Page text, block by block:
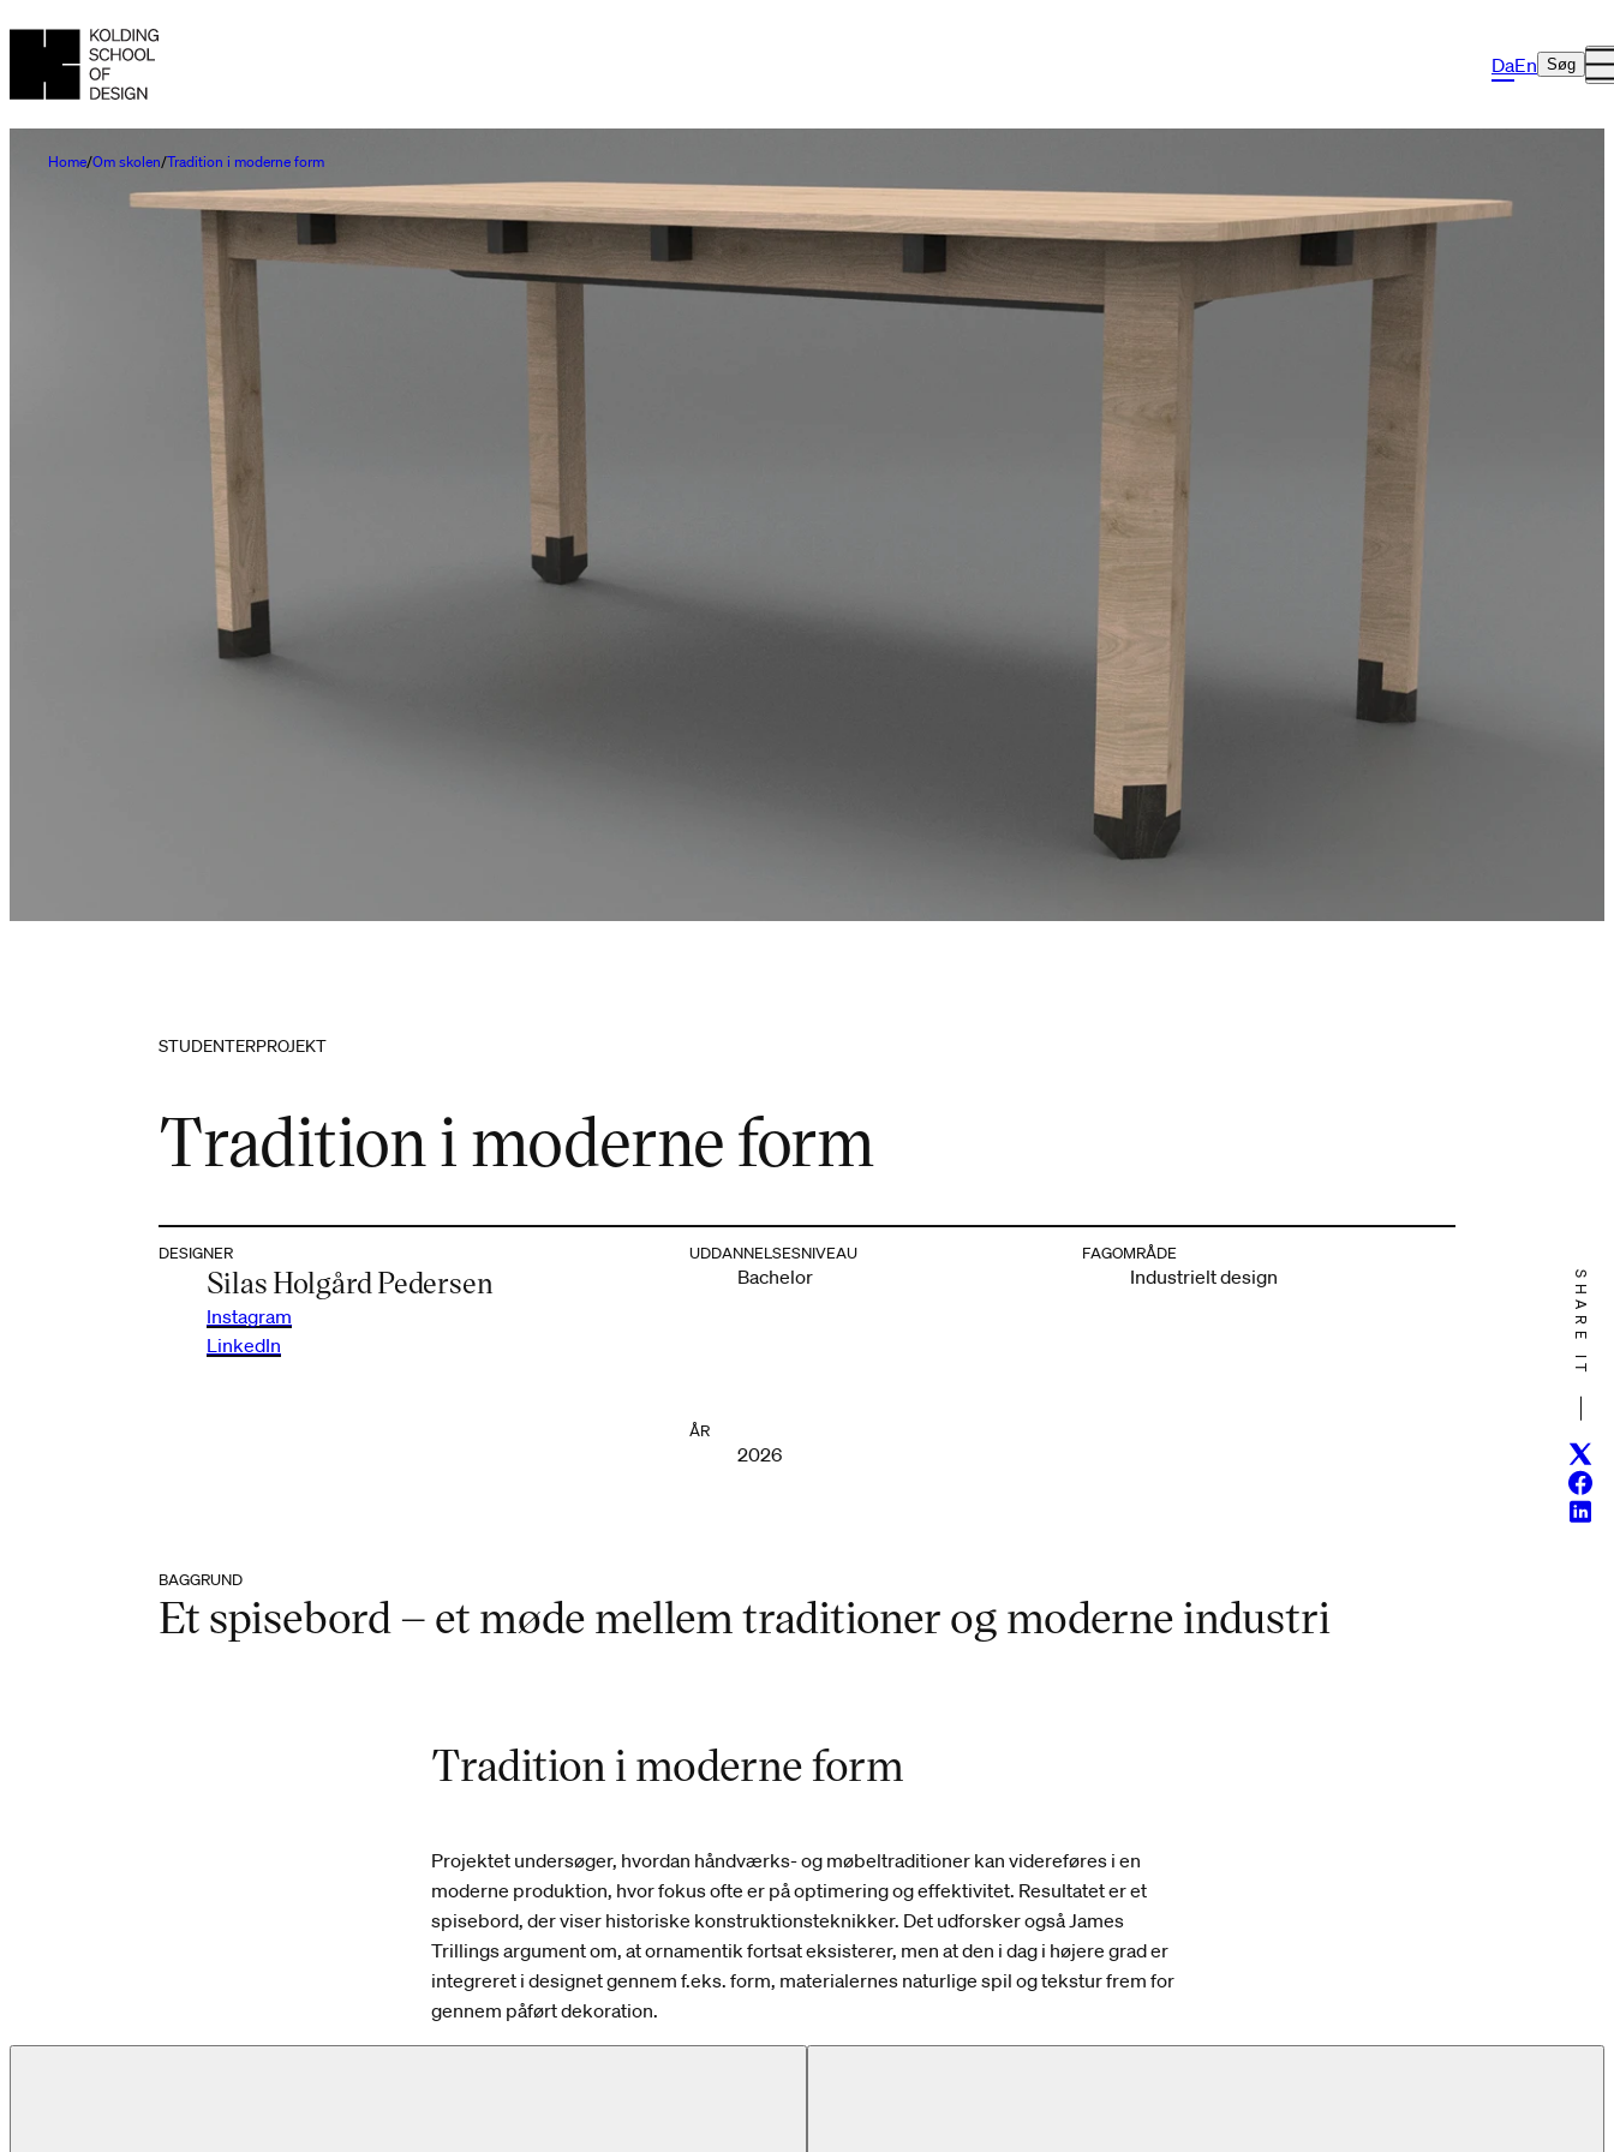
DaEn Søg
Home Om skolen Tradition i moderne form
STUDENTERPROJEKT
Tradition i moderne form
DESIGNER
Silas Holgård Pedersen
Instagram
LinkedIn
UDDANNELSESNIVEAU
Bachelor
FAGOMRÅDE
Industrielt design
ÅR
2026
SHARE IT
BAGGRUND
Et spisebord – et møde mellem traditioner og moderne industri
Tradition i moderne form
Projektet undersøger, hvordan håndværks- og møbeltraditioner kan videreføres i en
moderne produktion, hvor fokus ofte er på optimering og effektivitet. Resultatet er et
spisebord, der viser historiske konstruktionsteknikker. Det udforsker også James
Trillings argument om, at ornamentik fortsat eksisterer, men at den i dag i højere grad er
integreret i designet gennem f.eks. form, materialernes naturlige spil og tekstur frem for
gennem påført dekoration.